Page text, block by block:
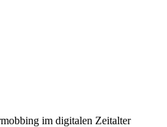
im digitalen Zeitalter